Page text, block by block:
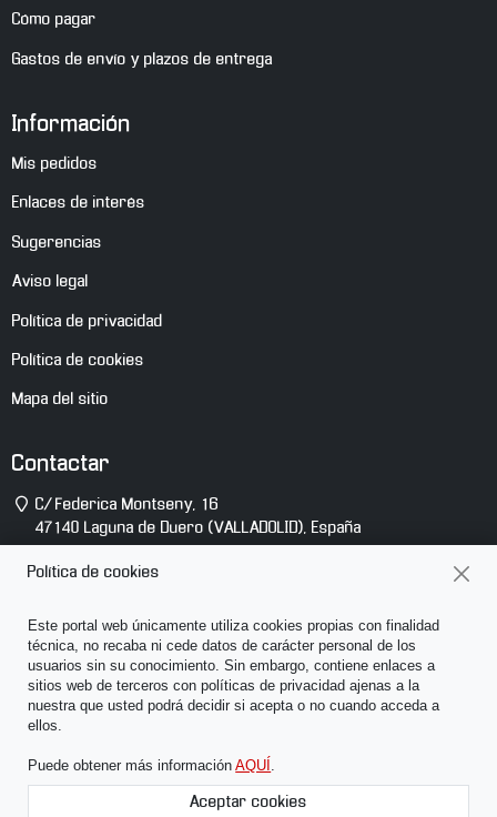
Cómo pagar
Gastos de envío y plazos de entrega
Información
Mis pedidos
Enlaces de interés
Sugerencias
Aviso legal
Política de privacidad
Política de cookies
Mapa del sitio
Contactar
Dirección
C/ Federica Montseny, 16
47140 Laguna de Duero (VALLADOLID ), España
Teléfono
(+34) 983 10 14 81
mail
Política de cookies
Este portal web únicamente utiliza cookies propias con finalidad
técnica, no recaba ni cede datos de carácter personal de los
usuarios sin su conocimiento. Sin embargo, contiene enlaces a
sitios web de terceros con políticas de privacidad ajenas a la
nuestra que usted podrá decidir si acepta o no cuando acceda a
ellos.
Puede obtener más informaciónAQUÍ .
Aceptar cookies